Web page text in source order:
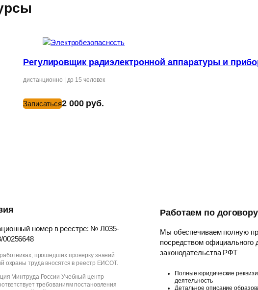
Регулировщик радиэлектронной аппаратуры и
дистанционно | до 15 человек
Записаться2 000 руб.
номер в реестре: № Л035-
00256648
прошедших проверку знаний
охраны труда вносятся в реестр ЕИСОТ.
Минтруда России Учебный центр
требованиям постановления
Работаем по договору
Мы обеспечиваем полную
посредством официального
законодательства РФT
Полные юридические
деятельность
Детальное описание